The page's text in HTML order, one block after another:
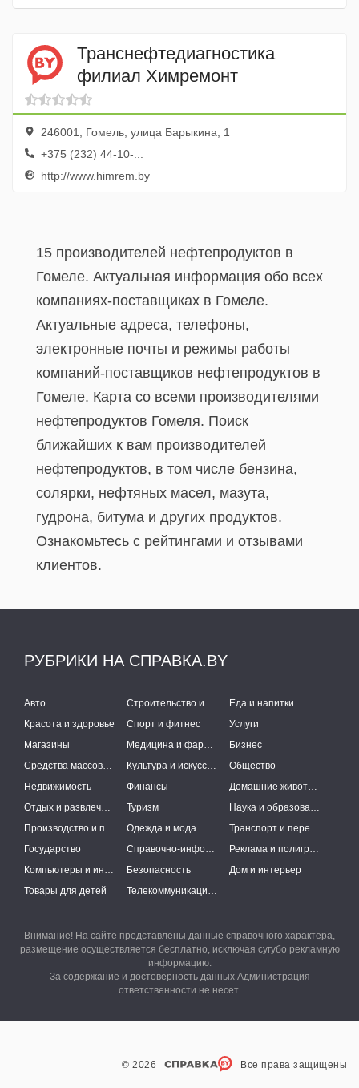
Транснефтедиагностика
филиал Химремонт
246001, Гомель, улица Барыкина, 1
+375 (232) 44-10-...
http://www.himrem.by
15 производителей нефтепродуктов в
Гомеле. Актуальная информация обо всех
компаниях-поставщиках в Гомеле.
Актуальные адреса, телефоны,
электронные почты и режимы работы
компаний-поставщиков нефтепродуктов в
Гомеле. Карта со всеми производителями
нефтепродуктов Гомеля. Поиск
ближайших к вам производителей
нефтепродуктов, в том числе бензина,
солярки, нефтяных масел, мазута,
гудрона, битума и других продуктов.
Ознакомьтесь с рейтингами и отзывами
клиентов.
РУБРИКИ НА СПРАВКА.BY
Авто Строительство и ремонт
Еда и напитки
Красота и здоровье
Спорт и фитнес
Услуги
Магазины
Медицина и фармацевтика
Бизнес
Средства массовой информации
Культура и искусство
Общество
Недвижимость
Финансы
Домашние животные
Отдых и развлечения
Туризм
Наука и образование
Производство и поставки
Одежда и мода
Транспорт и перевозки
Государство
Справочно-информационные системы
Реклама и полиграфия
Компьютеры и интернет
Безопасность
Дом и интерьер
Товары для детей
Телекоммуникации и связь
Внимание! На сайте представлены данные справочного характера,
размещение осуществляется бесплатно, исключая сугубо рекламную
информацию.
За содержание и достоверность данных Администрация
ответственности не несет.
© 2026 Все права защищены